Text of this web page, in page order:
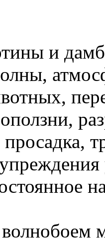
и
просадка,